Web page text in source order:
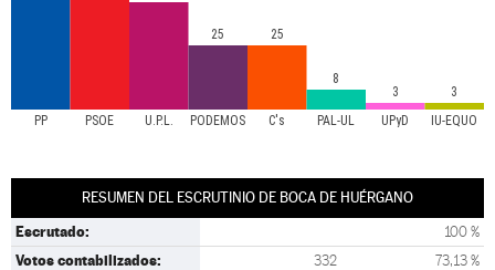
PP PSOE U.P.L. PODEMOS C's PAL-UL UPyD IU-EQUO
25 25
8
3
3
RESUMEN DEL ESCRUTINIO DE BOCA DE HUÉRGANO
Escrutado: 100 %
Votos contabilizados: 332 73,13 %